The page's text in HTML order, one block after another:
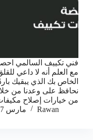
فني تكييف السالمي
مع العلم أنه لا داعي
الخاص بك الذي يبقيك
نحافظ على وعدنا من
من خيارات إصلاح
Rawan
مارس 27, 2021